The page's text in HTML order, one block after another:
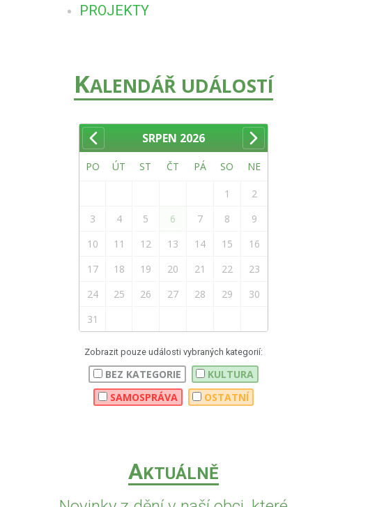
PROJEKTY
KALENDÁŘ UDÁLOSTÍ
SRPEN 2026
PO ÚT ST ČT PÁ SO NE
1
2
3
4 5 6 7 8
9
10
11 12 13 14 15
16
17
18 19 20 21 22
23
24
25 26 27 28 29
30
31
Zobrazit pouze události vybraných kategorií:
BEZ KATEGORIE
KULTURA
SAMOSPRÁVA
OSTATNÍ
AKTUÁLNĚ